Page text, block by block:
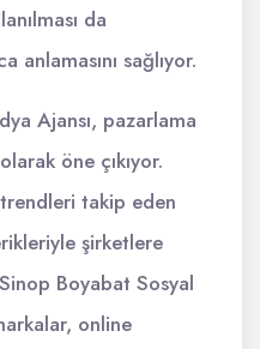
da
anlamasını sağlıyor.
Ajansı, pazarlama
öne çıkıyor.
trendleri takip eden
şirketlere
Boyabat Sosyal
online